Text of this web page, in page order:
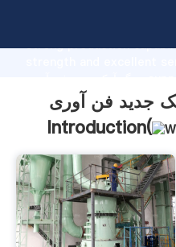
strong production
bring values to all of
جدید فن آوری
Introduction(